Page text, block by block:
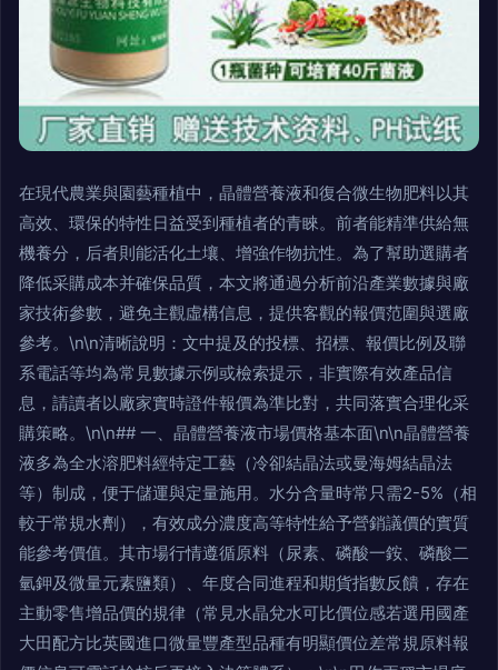
在現代農業與園藝種植中，晶體營養液和復合微生物肥料以其
高效、環保的特性日益受到種植者的青睞。前者能精準供給無
機養分，后者則能活化土壤、增強作物抗性。為了幫助選購者
降低采購成本并確保品質，本文將通過分析前沿產業數據與廠
家技術參數，避免主觀虛構信息，提供客觀的報價范圍與選廠
參考。\n\n清晰說明：文中提及的投標、招標、報價比例及聯
系電話等均為常見數據示例或檢索提示，非實際有效產品信
息，請讀者以廠家實時證件報價為準比對，共同落實合理化采
購策略。\n\n## 一、晶體營養液市場價格基本面\n\n晶體營養
液多為全水溶肥料經特定工藝（冷卻結晶法或曼海姆結晶法
等）制成，便于儲運與定量施用。水分含量時常只需2-5%（相
較于常規水劑），有效成分濃度高等特性給予營銷議價的實質
能參考價值。其市場行情遵循原料（尿素、磷酸一銨、磷酸二
氫鉀及微量元素鹽類）、年度合同進程和期貨指數反饋，存在
主動零售增品價的規律（常見水晶兌水可比價位感若選用國產
大田配方比英國進口微量豐產型品種有明顯價位差常規原料報